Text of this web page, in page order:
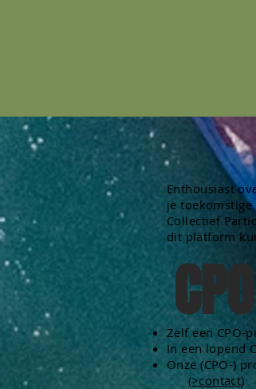
CPO
Enthousiast
jetoekomstige
Collectief
dit platform
Zelf een CPO-
In een lopend
Onze (CPO-)
(>contact)